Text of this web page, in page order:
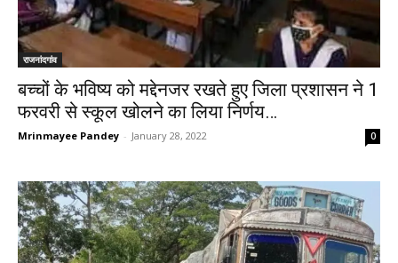
राजनांदगांव
बच्चों के भविष्य को मद्देनजर रखते हुए जिला प्रशासन ने 1
फरवरी से स्कूल खोलने का लिया निर्णय…
Mrinmayee Pandey - January 28, 2022 0